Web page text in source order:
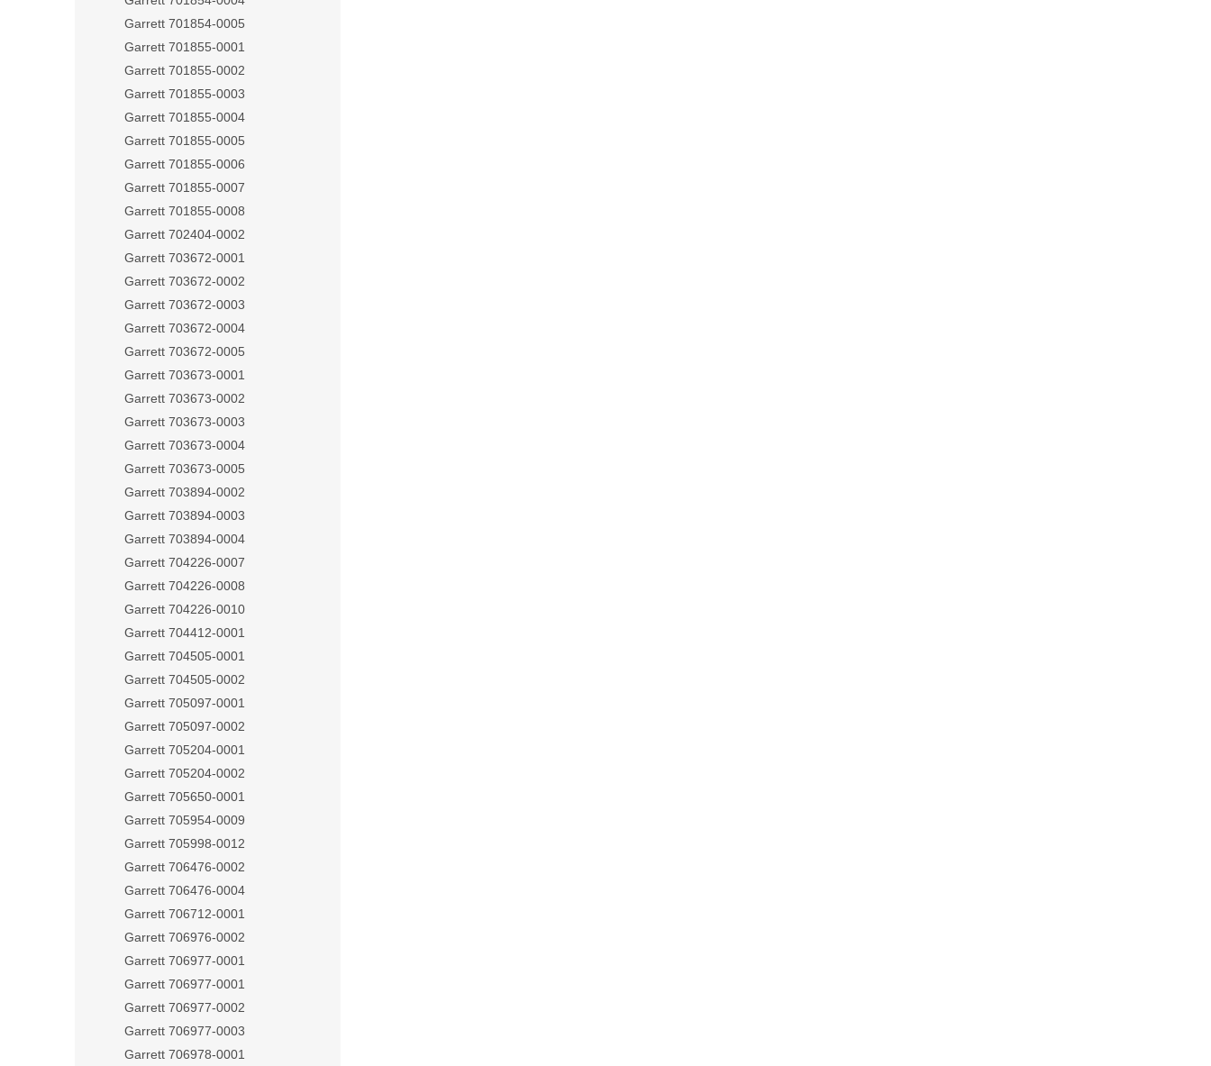
Garrett 701854-0005
Garrett 701855-0001
Garrett 701855-0002
Garrett 701855-0003
Garrett 701855-0004
Garrett 701855-0005
Garrett 701855-0006
Garrett 701855-0007
Garrett 701855-0008
Garrett 702404-0002
Garrett 703672-0001
Garrett 703672-0002
Garrett 703672-0003
Garrett 703672-0004
Garrett 703672-0005
Garrett 703673-0001
Garrett 703673-0002
Garrett 703673-0003
Garrett 703673-0004
Garrett 703673-0005
Garrett 703894-0002
Garrett 703894-0003
Garrett 703894-0004
Garrett 704226-0007
Garrett 704226-0008
Garrett 704226-0010
Garrett 704412-0001
Garrett 704505-0001
Garrett 704505-0002
Garrett 705097-0001
Garrett 705097-0002
Garrett 705204-0001
Garrett 705204-0002
Garrett 705650-0001
Garrett 705954-0009
Garrett 705998-0012
Garrett 706476-0002
Garrett 706476-0004
Garrett 706712-0001
Garrett 706976-0002
Garrett 706977-0001
Garrett 706977-0001
Garrett 706977-0002
Garrett 706977-0003
Garrett 706978-0001